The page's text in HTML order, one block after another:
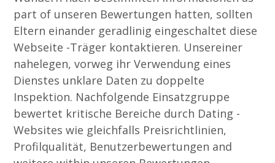
part of unseren Bewertungen hatten, sollten
Eltern einander geradlinig eingeschaltet diese
Webseite -Träger kontaktieren. Unsereiner
nahelegen, vorweg ihr Verwendung eines
Dienstes unklare Daten zu doppelte
Inspektion. Nachfolgende Einsatzgruppe
bewertet kritische Bereiche durch Dating -
Websites wie gleichfalls Preisrichtlinien,
Profilqualität, Benutzerbewertungen and